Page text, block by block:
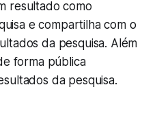
resultado como
e compartilha com o
da pesquisa. Além
forma pública
da pesquisa.